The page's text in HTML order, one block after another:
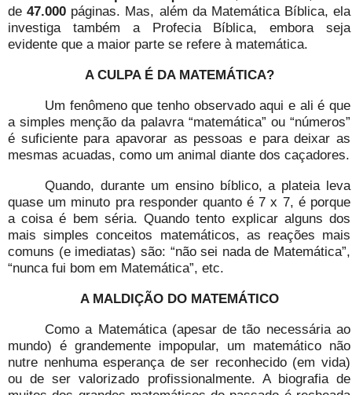
de47.000 páginas. Mas, além da Matemática Bíblica, ela
investiga também a Profecia Bíblica, embora seja
evidente que a maior parte se refere à matemática.
A CULPA É DA MATEMÁTICA?
Um fenômeno que tenho observado aqui e ali é que
a simples menção da palavra “matemática” ou “números”
é suficiente para apavorar as pessoas e para deixar as
mesmas acuadas, como um animal diante dos caçadores.
Quando, durante um ensino bíblico, a plateia leva
quase um minuto pra responder quanto é 7 x 7, é porque
a coisa é bem séria. Quando tento explicar alguns dos
mais simples conceitos matemáticos, as reações mais
comuns (e imediatas) são: “não sei nada de Matemática”,
“nunca fui bom em Matemática”, etc.
A MALDIÇÃO DO MATEMÁTICO
Como a Matemática (apesar de tão necessária ao
mundo) é grandemente impopular, um matemático não
nutre nenhuma esperança de ser reconhecido (em vida)
ou de ser valorizado profissionalmente. A biografia de